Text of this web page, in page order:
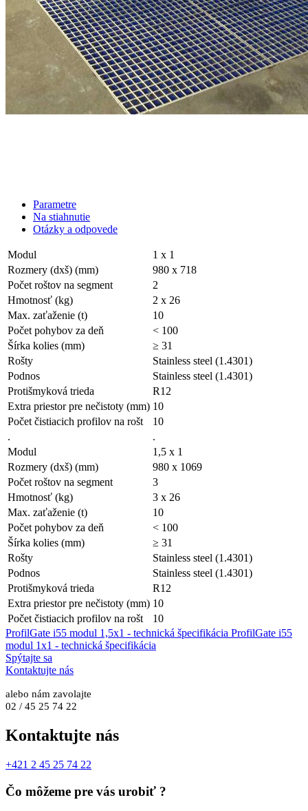
Parametre
Na stiahnutie
Otázky a odpovede
Modul
1 x 1
Rozmery (dxš) (mm)
980 x 718
Počet roštov na segment
2
Hmotnosť (kg)
2 x 26
Max. zaťaženie (t)
10
Počet pohybov za deň
< 100
Šírka kolies (mm)
≥ 31
Rošty
Stainless steel (1.4301)
Podnos
Stainless steel (1.4301)
Protišmyková trieda
R12
Extra priestor pre nečistoty (mm) 10
Počet čistiacich profilov na rošt
10
.
.
Modul
1,5 x 1
Rozmery (dxš) (mm)
980 x 1069
Počet roštov na segment
3
Hmotnosť (kg)
3 x 26
Max. zaťaženie (t)
10
Počet pohybov za deň
< 100
Šírka kolies (mm)
≥ 31
Rošty
Stainless steel (1.4301)
Podnos
Stainless steel (1.4301)
Protišmyková trieda
R12
Extra priestor pre nečistoty (mm) 10
Počet čistiacich profilov na rošt
10
ProfilGate i55 modul 1,5x1 - technická špecifikácia ProfilGate i55
modul 1x1 - technická špecifikácia
Spýtajte sa
Kontaktujte nás
alebo nám zavolajte
02 / 45 25 74 22
Kontaktujte nás
+421 2 45 25 74 22
Čo môžeme pre vás urobiť ?